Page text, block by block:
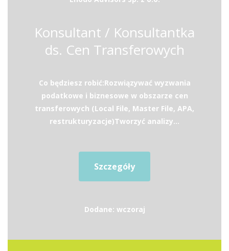
Konsultant / Konsultantka
ds. Cen Transferowych
Co będziesz robić:Rozwiązywać wyzwania
podatkowe i biznesowe w obszarze cen
transferowych (Local File, Master File, APA,
restrukturyzacje)Tworzyć analizy...
Szczegóły
Dodane: wczoraj